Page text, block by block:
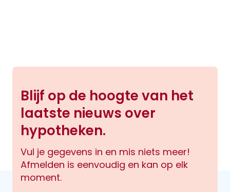
Blijf op de hoogte van het
laatste nieuws over
hypotheken.
Vul je gegevens in en mis niets meer!
Afmelden is eenvoudig en kan op elk
moment.